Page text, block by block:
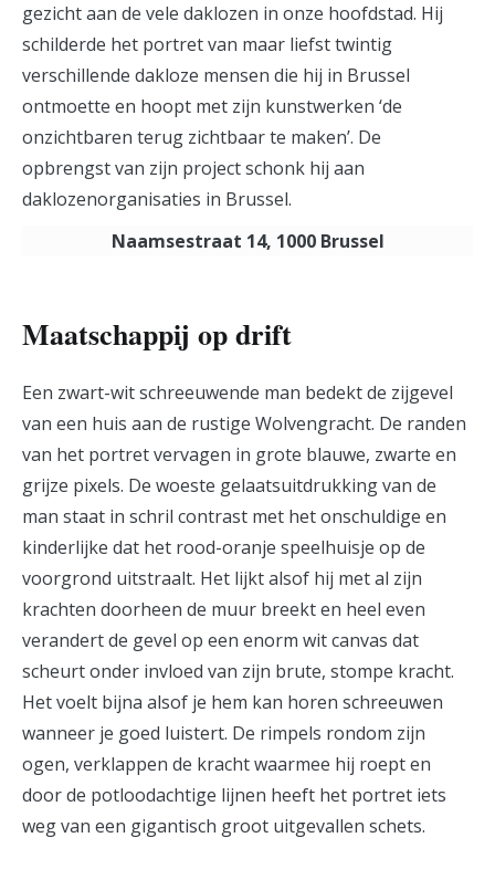
gezicht aan de vele daklozen in onze hoofdstad. Hij
schilderde het portret van maar liefst twintig
verschillende dakloze mensen die hij in Brussel
ontmoette en hoopt met zijn kunstwerken ‘de
onzichtbaren terug zichtbaar te maken’. De
opbrengst van zijn project schonk hij aan
daklozenorganisaties in Brussel.
Naamsestraat 14, 1000 Brussel
Maatschappij op drift
Een zwart-wit schreeuwende man bedekt de zijgevel
van een huis aan de rustige Wolvengracht. De randen
van het portret vervagen in grote blauwe, zwarte en
grijze pixels. De woeste gelaatsuitdrukking van de
man staat in schril contrast met het onschuldige en
kinderlijke dat het rood-oranje speelhuisje op de
voorgrond uitstraalt. Het lijkt alsof hij met al zijn
krachten doorheen de muur breekt en heel even
verandert de gevel op een enorm wit canvas dat
scheurt onder invloed van zijn brute, stompe kracht.
Het voelt bijna alsof je hem kan horen schreeuwen
wanneer je goed luistert. De rimpels rondom zijn
ogen, verklappen de kracht waarmee hij roept en
door de potloodachtige lijnen heeft het portret iets
weg van een gigantisch groot uitgevallen schets.